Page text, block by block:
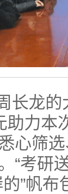
长龙
助力本
心筛
“考研
”帆